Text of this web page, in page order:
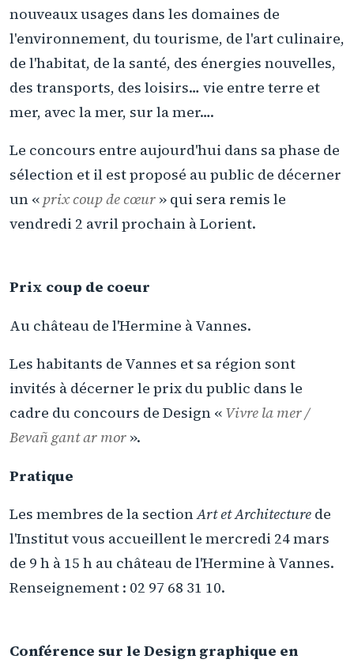
nouveaux usages dans les domaines de
l'environnement, du tourisme, de l'art culinaire,
de l'habitat, de la santé, des énergies nouvelles,
des transports, des loisirs… vie entre terre et
mer, avec la mer, sur la mer….
Le concours entre aujourd'hui dans sa phase de
sélection et il est proposé au public de décerner
un « prix coup de cœur » qui sera remis le
vendredi 2 avril prochain à Lorient.
Prix coup de coeur
Au château de l'Hermine à Vannes.
Les habitants de Vannes et sa région sont
invités à décerner le prix du public dans le
cadre du concours de Design « Vivre la mer /
Bevañ gant ar mor ».
Pratique
Les membres de la sectionArt et Architecture de
l'Institut vous accueillent le mercredi 24 mars
de 9 h à 15 h au château de l'Hermine à Vannes.
Renseignement : 02 97 68 31 10.
Conférence sur le Design graphique en